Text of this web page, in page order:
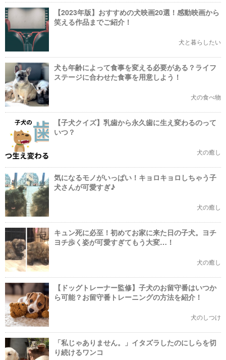
【2023年版】おすすめの犬映画20選！感動映画から
笑える作品までご紹介！
犬と暮らしたい
犬も年齢によって食事を変える必要がある？ライフ
ステージに合わせた食事を用意しよう！
犬の食べ物
【子犬クイズ】乳歯から永久歯に生え変わるのって
いつ？
犬の癒し
気になるモノがいっぱい！キョロキョロしちゃう子
犬さんが可愛すぎ♪
犬の癒し
キュン死に必至！初めてお家に来た日の子犬。ヨチ
ヨチ歩く姿が可愛すぎてもう大変…！
犬の癒し
【ドッグトレーナー監修】子犬のお留守番はいつか
ら可能？お留守番トレーニングの方法を紹介！
犬のしつけ
「私じゃありません。」イタズラしたのにしらを切
り続けるワンコ